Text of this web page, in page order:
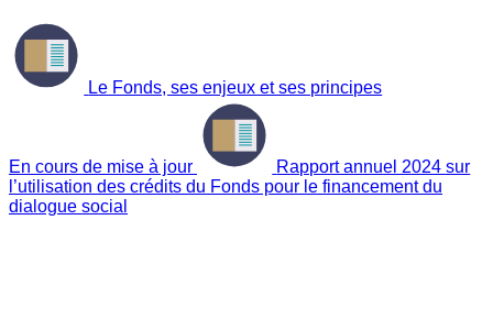
Le Fonds, ses enjeux et ses principes
En cours de mise à jour
Rapport annuel 2024 sur
l’utilisation des crédits du Fonds pour le financement du
dialogue social